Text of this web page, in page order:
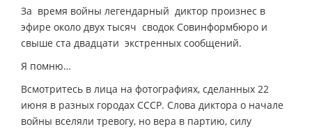
За время войны легендарный диктор произнес в
эфире около двух тысяч сводок Совинформбюро и
свыше ста двадцати экстренных сообщений.
Я помню…
Всмотритесь в лица на фотографиях, сделанных 22
июня в разных городах СССР. Слова диктора о начале
войны вселяли тревогу, но вера в партию, силу